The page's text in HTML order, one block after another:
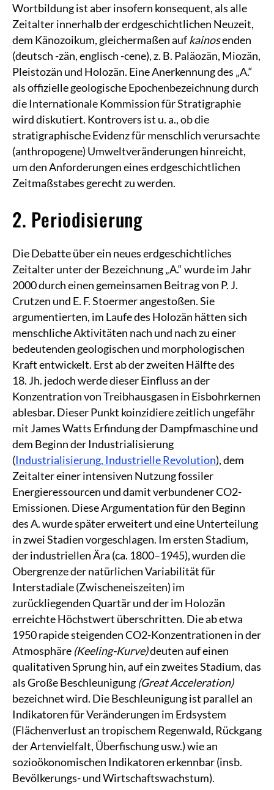
Wortbildung ist aber insofern konsequent, als alle
Zeitalter innerhalb der erdgeschichtlichen Neuzeit,
dem Känozoikum, gleichermaßen aufkainosenden
(deutsch -zän, englisch -cene), z. B. Paläozän, Miozän,
Pleistozän und Holozän. Eine Anerkennung des „A.“
als offizielle geologische Epochenbezeichnung durch
die Internationale Kommission für Stratigraphie
wird diskutiert. Kontrovers ist u. a., ob die
stratigraphische Evidenz für menschlich verursachte
(anthropogene) Umweltveränderungen hinreicht,
um den Anforderungen eines erdgeschichtlichen
Zeitmaßstabes gerecht zu werden.
2. Periodisierung
Die Debatte über ein neues erdgeschichtliches
Zeitalter unter der Bezeichnung „A.“ wurde im Jahr
2000 durch einen gemeinsamen Beitrag von P. J.
Crutzen und E. F. Stoermer angestoßen. Sie
argumentierten, im Laufe des Holozän hätten sich
menschliche Aktivitäten nach und nach zu einer
bedeutenden geologischen und morphologischen
Kraft entwickelt. Erst ab der zweiten Hälfte des
18. Jh. jedoch werde dieser Einfluss an der
Konzentration von Treibhausgasen in Eisbohrkernen
ablesbar. Dieser Punkt koinzidiere zeitlich ungefähr
mit James Watts Erfindung der Dampfmaschine und
dem Beginn der Industrialisierung
(Industrialisierung, Industrielle Revolution), dem
Zeitalter einer intensiven Nutzung fossiler
Energieressourcen und damit verbundener CO2-
Emissionen. Diese Argumentation für den Beginn
des A. wurde später erweitert und eine Unterteilung
in zwei Stadien vorgeschlagen. Im ersten Stadium,
der industriellen Ära (ca. 1800–1945), wurden die
Obergrenze der natürlichen Variabilität für
Interstadiale (Zwischeneiszeiten) im
zurückliegenden Quartär und der im Holozän
erreichte Höchstwert überschritten. Die ab etwa
1950 rapide steigenden CO2-Konzentrationen in der
Atmosphäre (Keeling-Kurve)deuten auf einen
qualitativen Sprung hin, auf ein zweites Stadium, das
als Große Beschleunigung (Great Acceleration)
bezeichnet wird. Die Beschleunigung ist parallel an
Indikatoren für Veränderungen im Erdsystem
(Flächenverlust an tropischem Regenwald, Rückgang
der Artenvielfalt, Überfischung usw.) wie an
sozioökonomischen Indikatoren erkennbar (insb.
Bevölkerungs- und Wirtschaftswachstum).